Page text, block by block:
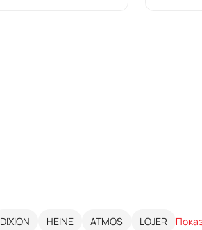
DIXION HEINE ATMOS LOJER